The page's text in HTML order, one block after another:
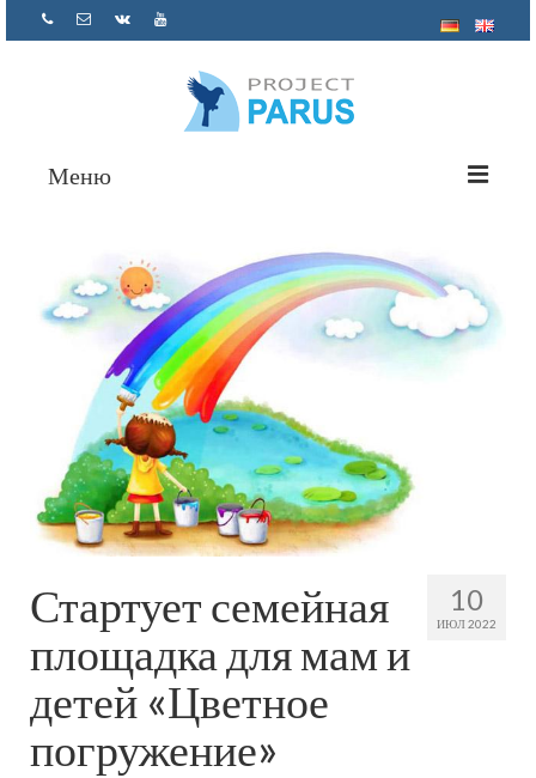
Меню
Проекты
Помощь психолога
Как помочь
Отчетность
Контакты
10
ИЮЛ 2022
Стартует семейная
площадка для мам и
детей «Цветное
погружение»